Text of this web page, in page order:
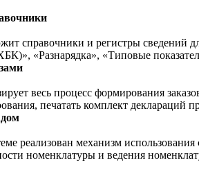
справочники и регистры сведений
«Разнарядка», «Типовые
весь процесс формирования
печатать комплект деклараций
реализован механизм
номенклатуры и ведения